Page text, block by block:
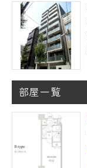
部屋一覧